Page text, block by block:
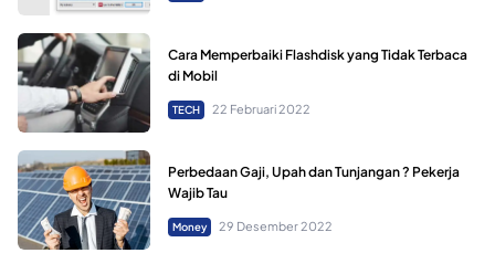
Cara Memperbaiki Flashdisk yang Tidak Terbaca
di Mobil
TECH 22 Februari 2022
Perbedaan Gaji, Upah dan Tunjangan ? Pekerja
Wajib Tau
Money 29 Desember 2022